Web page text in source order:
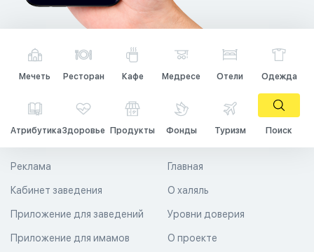
Мечеть Ресторан Кафе Медресе Отели Одежда
АтрибутикаЗдоровье Продукты Фонды Туризм Поиск
Главная
О халяль
Уровни доверия
Реклама
Кабинет заведения
Приложение для заведений
Приложение для имамов О проекте